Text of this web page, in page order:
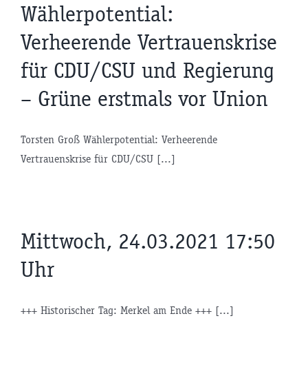
Wählerpotential:
Verheerende Vertrauenskrise
für CDU/CSU und Regierung
– Grüne erstmals vor Union
Torsten Groß Wählerpotential: Verheerende
Vertrauenskrise für CDU/CSU [...]
Mittwoch, 24.03.2021 17:50
Uhr
+++ Historischer Tag: Merkel am Ende +++ [...]